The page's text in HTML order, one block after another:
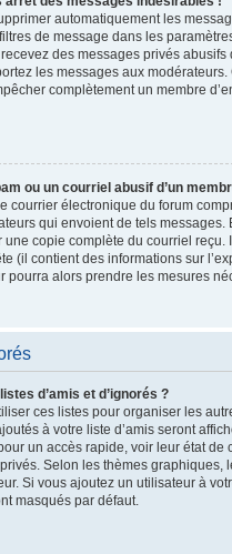
automatiquement les
de message dans les
des messages privés abusifs
les messages aux
complètement un membre
ou un courriel abusif d’un
courrier électronique du forum
qui envoient de tels messages.
une copie complète du courriel reçu.
(il contient des informations sur
pourra alors prendre les mesures
d’amis et d’ignorés ?
ces listes pour organiser les
à votre liste d’amis seront
un accès rapide, voir leur état de
Selon les thèmes graphiques,
Si vous ajoutez un utilisateur à
masqués par défaut.